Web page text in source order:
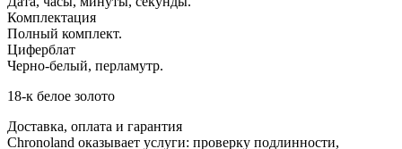
Комплектация
Полный комплект.
Циферблат
Черно-белый, перламутр.
18-к белое золото
Доставка, оплата и гарантия
Chronoland оказывает услуги: проверку подлинности,